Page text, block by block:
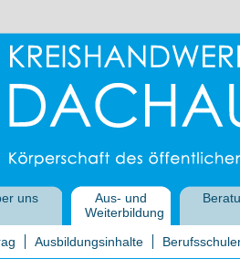
uns
Aus- und
Weiterbildung
Ausbildungsinhalte